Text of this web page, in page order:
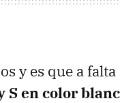
y es que a falta
S en color